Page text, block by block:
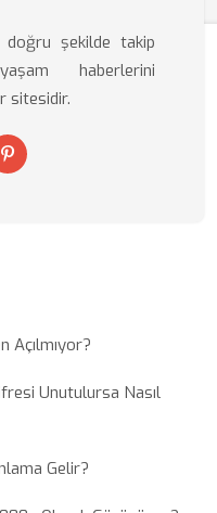
doğru şekilde takip
haberlerini
sitesidir.
Açılmıyor?
Unutulursa Nasıl
Gelir?